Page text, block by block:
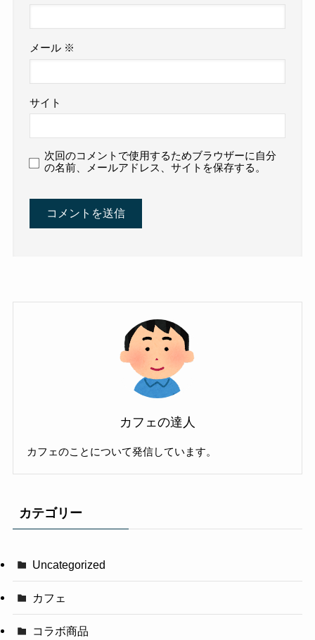
メール ※
サイト
次回のコメントで使用するためブラウザーに自分
の名前、メールアドレス、サイトを保存する。
カフェの達人
カフェのことについて発信しています。
カテゴリー
Uncategorized
カフェ
コラボ商品